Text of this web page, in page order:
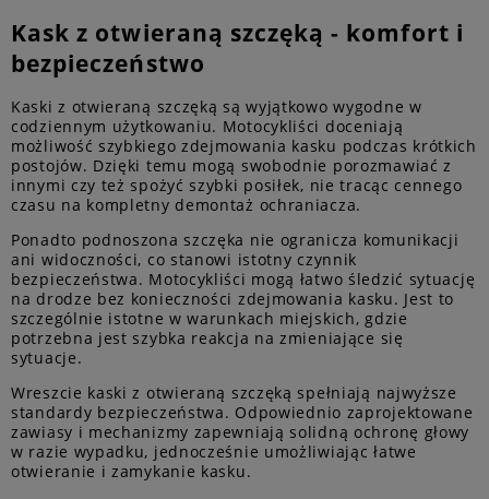
Kask z otwieraną szczęką - komfort i
bezpieczeństwo
Kaski z otwieraną szczęką są wyjątkowo wygodne w
codziennym użytkowaniu. Motocykliści doceniają
możliwość szybkiego zdejmowania kasku podczas krótkich
postojów. Dzięki temu mogą swobodnie porozmawiać z
innymi czy też spożyć szybki posiłek, nie tracąc cennego
czasu na kompletny demontaż ochraniacza.
Ponadto podnoszona szczęka nie ogranicza komunikacji
ani widoczności, co stanowi istotny czynnik
bezpieczeństwa. Motocykliści mogą łatwo śledzić sytuację
na drodze bez konieczności zdejmowania kasku. Jest to
szczególnie istotne w warunkach miejskich, gdzie
potrzebna jest szybka reakcja na zmieniające się
sytuacje.
Wreszcie kaski z otwieraną szczęką spełniają najwyższe
standardy bezpieczeństwa. Odpowiednio zaprojektowane
zawiasy i mechanizmy zapewniają solidną ochronę głowy
w razie wypadku, jednocześnie umożliwiając łatwe
otwieranie i zamykanie kasku.